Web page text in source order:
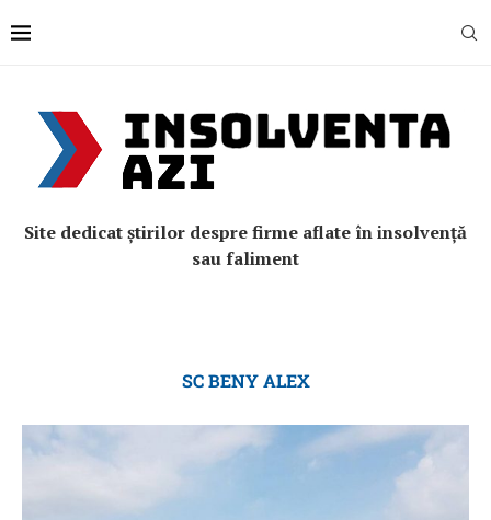
Site dedicat știrilor despre firme aflate în insolvență
sau faliment
SC BENY ALEX